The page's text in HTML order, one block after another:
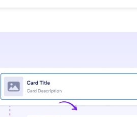
Mehr erfahren